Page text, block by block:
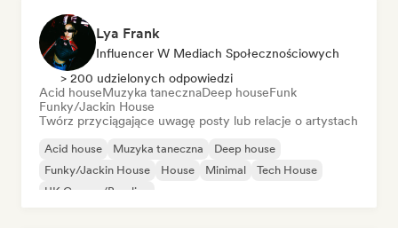
Lya Frank
Influencer W Mediach Społecznościowych
> 200 udzielonych odpowiedzi
Acid houseMuzyka tanecznaDeep houseFunk
Funky/Jackin House
Twórz przyciągające uwagę posty lub relacje o artystach
Acid house Muzyka taneczna
Deep house
Funky/Jackin House
House Minimal
Tech House
UK Garage/Bassline